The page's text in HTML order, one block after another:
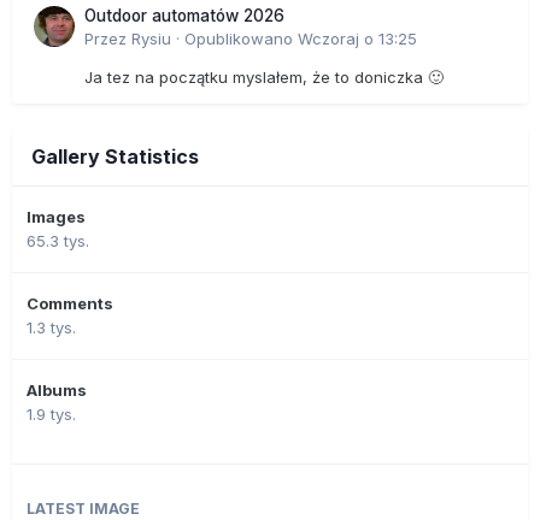
Outdoor automatów 2026
Przez Rysiu · Opublikowano Wczoraj o 13:25
Ja tez na początku myslałem, że to doniczka 🙂
Gallery Statistics
Images
65.3 tys.
Comments
1.3 tys.
Albums
1.9 tys.
LATEST IMAGE